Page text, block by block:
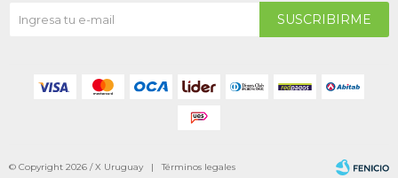
SUSCRIBIRME
© Copyright 2026 / X Uruguay |Términos legales